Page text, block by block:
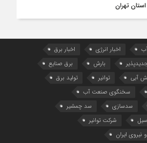
تهران
اخبار انرژی
اخبار برق
بارش
برق صنایع
آبی توانیر
تولید برق
سخنگوی صنعت آب
سدسازی
سد چمشیر
سیل
شرکت توانیر
ایران